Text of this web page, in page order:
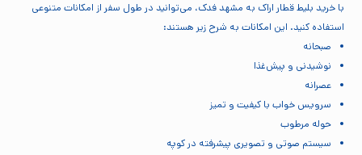
با خرید بلیط قطار اراک به مشهد فدک، می‌توانید در طول سفر از امکانات متنوعی
استفاده کنید. این امکانات به شرح زیر هستند:
صبحانه
نوشیدنی و پیش‌غذا
عصرانه
سرویس خواب با کیفیت و تمیز
حوله مرطوب
سیستم صوتی و تصویری پیشرفته در کوپه